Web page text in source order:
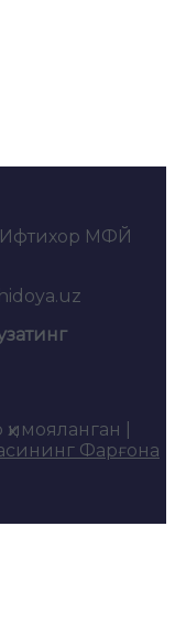
Ифтихор МФЙ
|
Фарғона